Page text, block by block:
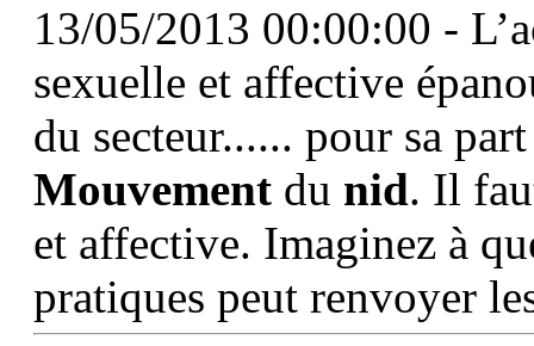
13/05/2013 00:00:00 -
sexuelle et affective
du secteur...... pour sa
Mouvement du nid. Il
et affective. Imaginez à
pratiques peut renvoyer